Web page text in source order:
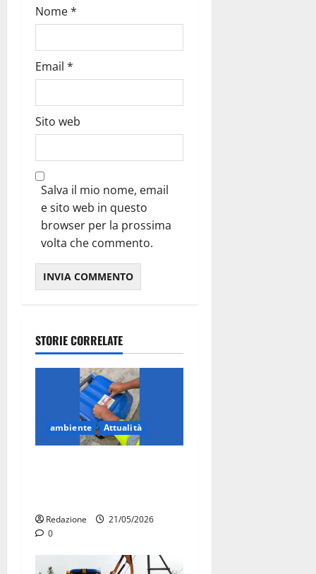
Nome*
Email *
Sito web
Salva il mio nome, email
e sito web in questo
browser per la prossima
volta che commento.
STORIE CORRELATE
ambiente Attualità
Redazione
21/05/2026
0